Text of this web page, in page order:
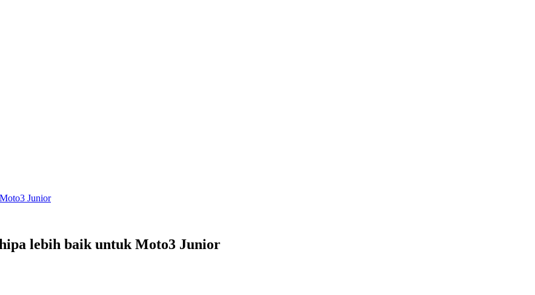
Junior
lebih baik untuk Moto3 Junior